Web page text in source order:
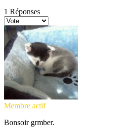
1 Réponses
Membre actif
Bonsoir grmber.